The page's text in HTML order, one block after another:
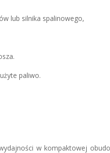
lub silnika spalinowego,
paliwo.
w kompaktowej